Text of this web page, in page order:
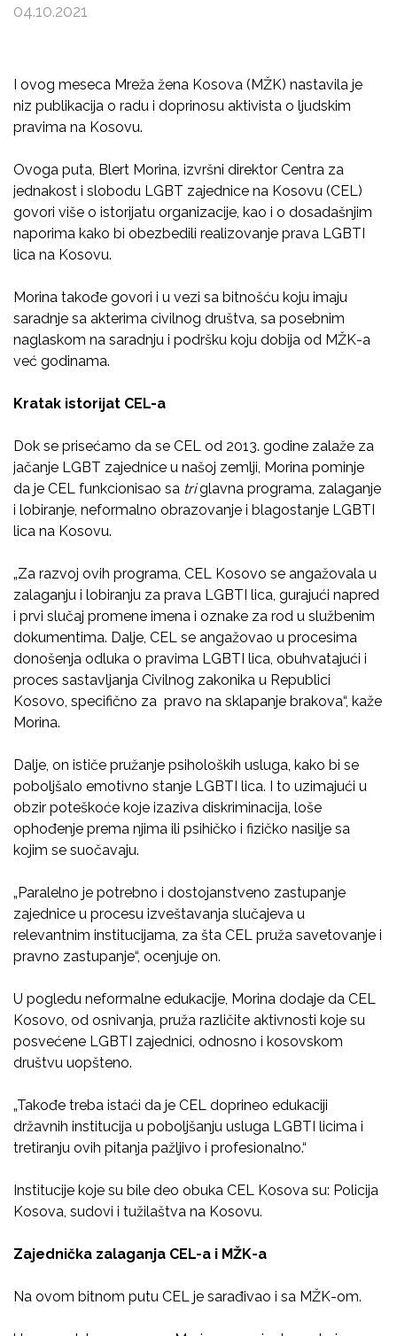
04.10.2021
I ovog meseca Mreža žena Kosova (MŽK) nastavila je
niz publikacija o radu i doprinosu aktivista o ljudskim
pravima na Kosovu.
Ovoga puta, Blert Morina, izvršni direktor Centra za
jednakost i slobodu LGBT zajednice na Kosovu (CEL)
govori više o istorijatu organizacije, kao i o dosadašnjim
naporima kako bi obezbedili realizovanje prava LGBTI
lica na Kosovu.
Morina takođe govori i u vezi sa bitnošću koju imaju
saradnje sa akterima civilnog društva, sa posebnim
naglaskom na saradnju i podršku koju dobija od MŽK-a
već godinama.
Kratak istorijat CEL-a
Dok se prisećamo da se CEL od 2013. godine zalaže za
jačanje LGBT zajednice u našoj zemlji, Morina pominje
da je CEL funkcionisao sa triglavna programa, zalaganje
i lobiranje, neformalno obrazovanje i blagostanje LGBTI
lica na Kosovu.
„Za razvoj ovih programa, CEL Kosovo se angažovala u
zalaganju i lobiranju za prava LGBTI lica, gurajući napred
i prvi slučaj promene imena i oznake za rod u službenim
dokumentima. Dalje, CEL se angažovao u procesima
donošenja odluka o pravima LGBTI lica, obuhvatajući i
proces sastavljanja Civilnog zakonika u Republici
Kosovo, specifično za pravo na sklapanje brakova“, kaže
Morina.
Dalje, on ističe pružanje psiholoških usluga, kako bi se
poboljšalo emotivno stanje LGBTI lica. I to uzimajući u
obzir poteškoće koje izaziva diskriminacija, loše
ophođenje prema njima ili psihičko i fizičko nasilje sa
kojim se suočavaju.
„Paralelno je potrebno i dostojanstveno zastupanje
zajednice u procesu izveštavanja slučajeva u
relevantnim institucijama, za šta CEL pruža savetovanje i
pravno zastupanje“, ocenjuje on.
U pogledu neformalne edukacije, Morina dodaje da CEL
Kosovo, od osnivanja, pruža različite aktivnosti koje su
posvećene LGBTI zajednici, odnosno i kosovskom
društvu uopšteno.
„Takođe treba istaći da je CEL doprineo edukaciji
državnih institucija u poboljšanju usluga LGBTI licima i
tretiranju ovih pitanja pažljivo i profesionalno.“
Institucije koje su bile deo obuka CEL Kosova su: Policija
Kosova, sudovi i tužilaštva na Kosovu.
Zajednička zalaganja CEL-a i MŽK-a
Na ovom bitnom putu CEL je sarađivao i sa MŽK-om.